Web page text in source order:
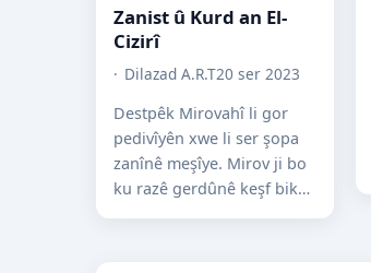
Zanist û Kurd an El-
Cizirî
Dilazad A.R.T20 ser 2023
Destpêk Mirovahî li gor
pedivîyên xwe li ser şopa
zanînê meşîye. Mirov ji bo
ku razê gerdûnê keşf bike
û ji bo ku jiyaneke hesan